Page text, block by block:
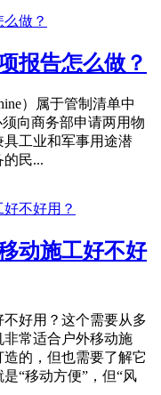
报告怎么做？
）属于管制清单中
向商务部申请两用物
工业和军事用途潜
民...
动施工好不好
好用？这个需要从多
常适合户外移动施
的，但也需要了解它
“移动方便”，但“风